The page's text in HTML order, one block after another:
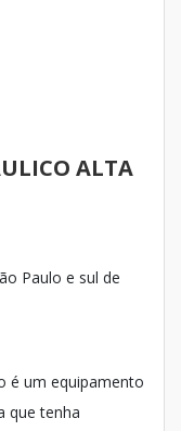
ALTA
Paulo e sul de
é um equipamento
que tenha